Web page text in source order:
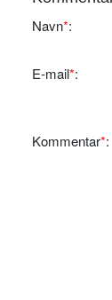
Navn*:
E-mail*:
Kommentar*: